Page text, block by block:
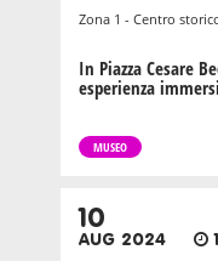
Zona 1 - Centro
In Piazza Cesare
esperienza
MUSEO
10
AUG 2024